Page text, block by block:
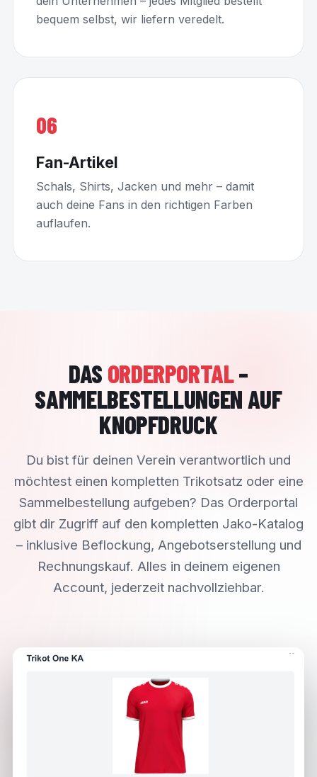
bequem selbst, wir liefern veredelt.
06
Fan-Artikel
Schals, Shirts, Jacken und mehr – damit
auch deine Fans in den richtigen Farben
auflaufen.
DAS ORDERPORTAL–
SAMMELBESTELLUNGEN AUF
KNOPFDRUCK
Du bist für deinen Verein verantwortlich und
möchtest einen kompletten Trikotsatz oder eine
Sammelbestellung aufgeben? Das Orderportal
gibt dir Zugriff auf den kompletten Jako-Katalog
– inklusive Beflockung, Angebotserstellung und
Rechnungskauf. Alles in deinem eigenen
Account, jederzeit nachvollziehbar.